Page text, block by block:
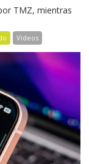
TMZ, mientras
Videos